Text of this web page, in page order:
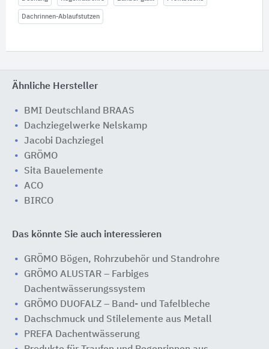
Dachrinnen-Ablaufstutzen
Ähnliche Hersteller
BMI Deutschland BRAAS
Dachziegelwerke Nelskamp
Jacobi Dachziegel
GRÖMO
Sita Bauelemente
ACO
BIRCO
Das könnte Sie auch interessieren
GRÖMO Bögen, Rohrzubehör und Standrohre
GRÖMO ALUSTAR – Farbiges
Dachentwässerungssystem
GRÖMO DUOFALZ – Band- und Tafelbleche
Dachschmuck und Stilelemente aus Metall
PREFA Dachentwässerung